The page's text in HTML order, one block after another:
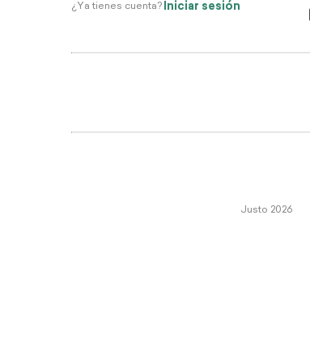
¿Ya tienes cuenta? Iniciar sesión
Justo 2026